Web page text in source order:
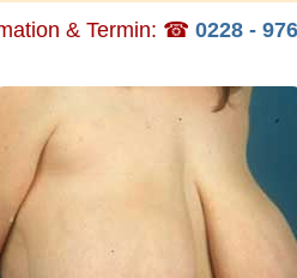
& Termin: ☎ 0228 -